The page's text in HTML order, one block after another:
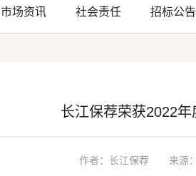
市场资讯 社会责任 招标公告
长江保荐荣获2022
作者：长江保荐 来源